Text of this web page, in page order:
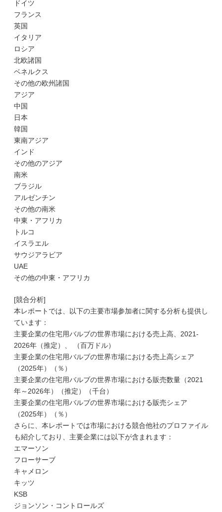
ドイツ
フランス
英国
イタリア
ロシア
北欧諸国
ベネルクス
その他の欧州諸国
アジア
中国
日本
韓国
東南アジア
インド
その他のアジア
南米
ブラジル
アルゼンチン
その他の南米
中東・アフリカ
トルコ
イスラエル
サウジアラビア
UAE
その他の中東・アフリカ
[競合分析]
本レポートでは、以下の主要市場参加者に関する分析も提供し
ています：
主要企業の住宅用バルブの世界市場における売上高、2021-
2026年（推定）、 （百万ドル）
主要企業の住宅用バルブの世界市場における売上高シェア
（2025年）（％）
主要企業の住宅用バルブの世界市場における販売数量（2021
年～2026年）（推定）（千台）
主要企業の住宅用バルブの世界市場における販売シェア
（2025年）（％）
さらに、本レポートでは市場における競合他社のプロファイル
も紹介しており、主要企業には以下が含まれます：
エマーソン
フローサーブ
キャメロン
キッツ
KSB
ジョンソン・コントロールズ